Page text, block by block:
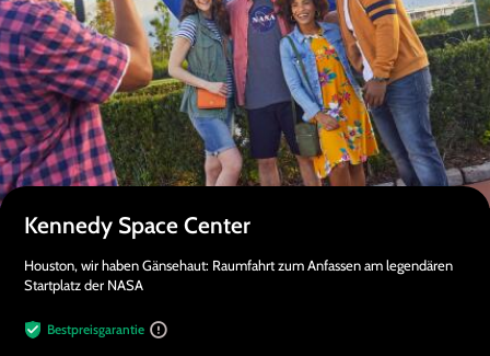
Kennedy Space Center
Houston, wir haben Gänsehaut: Raumfahrt zum Anfassen am legendären
Startplatz der NASA
Bestpreisgarantie